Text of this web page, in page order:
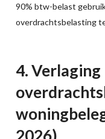
90% btw-belast
overdrachtsbelasting
4. Verlaging